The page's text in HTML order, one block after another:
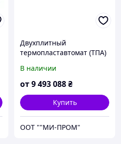
Двухплитный
термопластавтомат (ТПА)
ПРОМ
В наличии
от9 493 088₴
Купить
ООТ ""МИ-ПРОМ"